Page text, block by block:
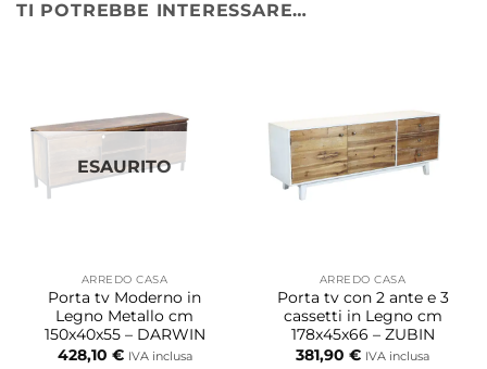
TI POTREBBE INTERESSARE…
ESAURITO
ARREDO CASA
Porta tv Moderno in
Legno Metallo cm
150x40x55 – DARWIN
428,10 € IVA inclusa
ARREDO CASA
Porta tv con 2 ante e 3
cassetti in Legno cm
178x45x66 – ZUBIN
381,90 € IVA inclusa